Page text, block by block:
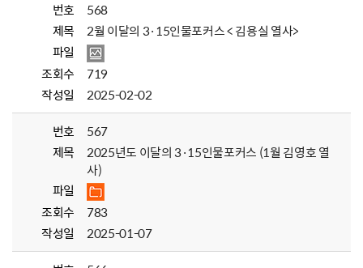
번호
568
제목
2월 이달의 3·15인물포커스 < 김용실 열사>
파일
조회수
719
작성일
2025-02-02
번호
567
제목
2025년도 이달의 3·15인물포커스 (1월 김영호 열
사)
파일
조회수
783
작성일
2025-01-07